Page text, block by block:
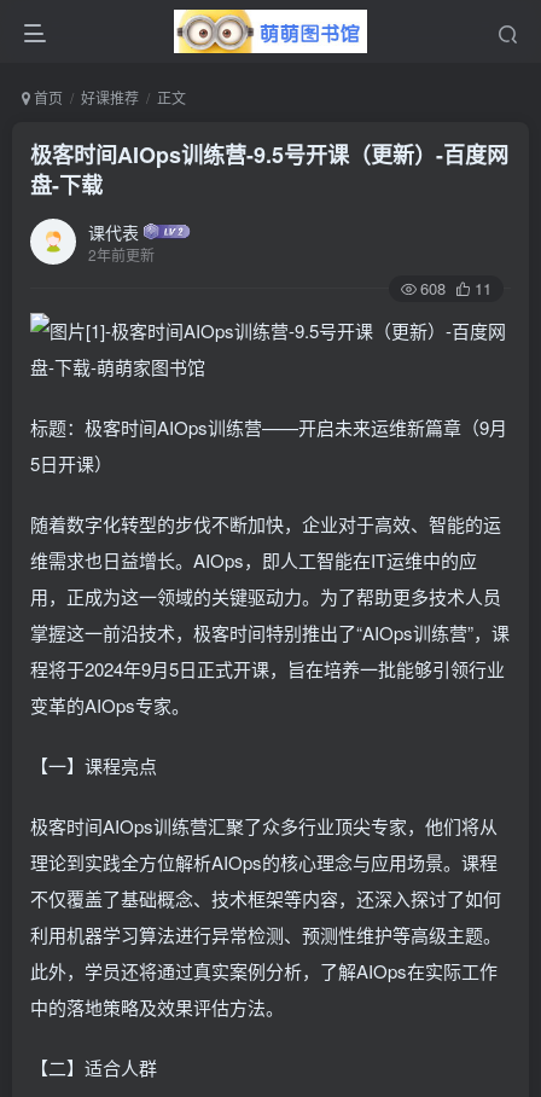
首页 好课推荐 正文
极客时间AIOps训练营-9.5号开课（更新）-百度网
盘-下载
课代表
2年前更新
608 11
标题：极客时间AIOps训练营——开启未来运维新篇章（9月
5日开课）
随着数字化转型的步伐不断加快，企业对于高效、智能的运
维需求也日益增长。AIOps，即人工智能在IT运维中的应
用，正成为这一领域的关键驱动力。为了帮助更多技术人员
掌握这一前沿技术，极客时间特别推出了“AIOps训练营”，课
程将于2024年9月5日正式开课，旨在培养一批能够引领行业
变革的AIOps专家。
【一】课程亮点
极客时间AIOps训练营汇聚了众多行业顶尖专家，他们将从
理论到实践全方位解析AIOps的核心理念与应用场景。课程
不仅覆盖了基础概念、技术框架等内容，还深入探讨了如何
利用机器学习算法进行异常检测、预测性维护等高级主题。
此外，学员还将通过真实案例分析，了解AIOps在实际工作
中的落地策略及效果评估方法。
【二】适合人群